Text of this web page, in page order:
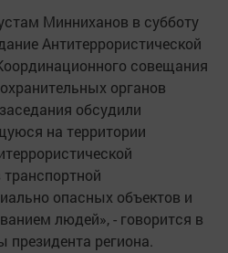
Минниханов в субботу
Антитеррористической
совещания
органов
обсудили
на территории
опасных объектов и
людей», - говорится в
региона.